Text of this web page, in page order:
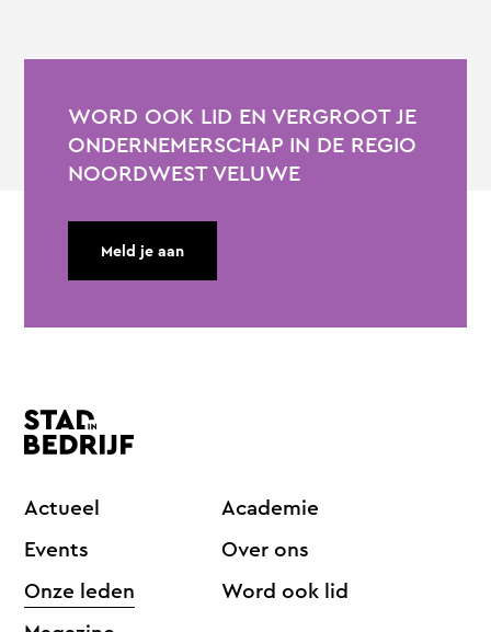
WORD OOK LID EN VERGROOT JE
ONDERNEMERSCHAP IN DE REGIO
NOORDWEST VELUWE
Meld je aan
Actueel
Events
Onze leden
Academie
Over ons
Word ook lid